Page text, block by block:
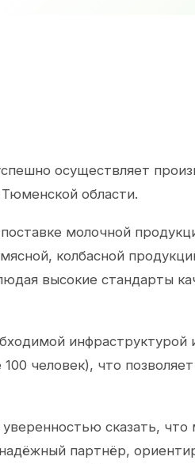
осуществляет
области.
молочной
колбасной
высокие стандарты
инфраструктурой
человек), что
сказать, что
партнёр,